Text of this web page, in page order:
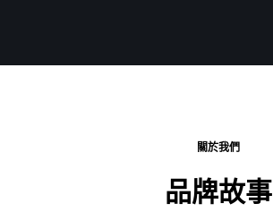
關於我們
品牌故事